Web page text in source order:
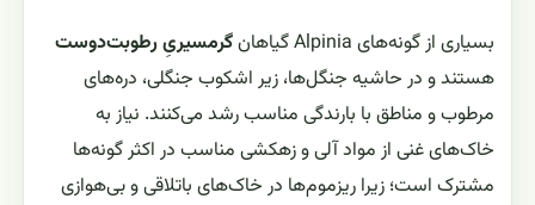
بسیاری از گونه‌های Alpinia گیاهان
گرمسیریِ رطوبت‌دوست
هستند و در حاشیه جنگل‌ها، زیر اشکوب جنگلی، دره‌های
مرطوب و مناطق با بارندگی مناسب رشد می‌کنند. نیاز به
خاک‌های غنی از مواد آلی و زهکشی مناسب در اکثر گونه‌ها
مشترک است؛ زیرا ریزموم‌ها در خاک‌های باتلاقی و بی‌هوازی